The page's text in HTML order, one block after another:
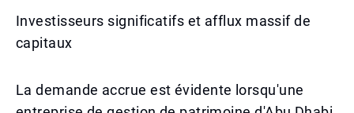
Investisseurs significatifs et afflux massif de
capitaux
La demande accrue est évidente lorsqu'une